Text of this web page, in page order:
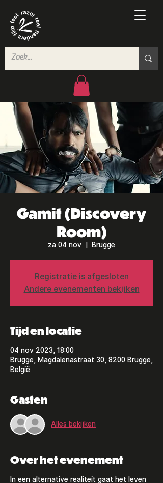
Gamit (Discovery
Room)
za 04 nov Brugge
Registratie is afgesloten
Andere evenementen bekijken
Tijd en locatie
04 nov 2023, 18:00
Brugge, Magdalenastraat 30, 8200 Brugge,
België
Gasten
Alles bekijken
Over het evenement
In een alternative realiteit gaat het leven